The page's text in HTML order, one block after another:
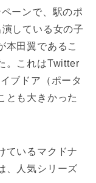
ーンで、駅のポ
している女の子
本田翼であるこ
。これはTwitter
ブドア（ポータ
とも大きかった
ているマクドナ
、人気シリーズ